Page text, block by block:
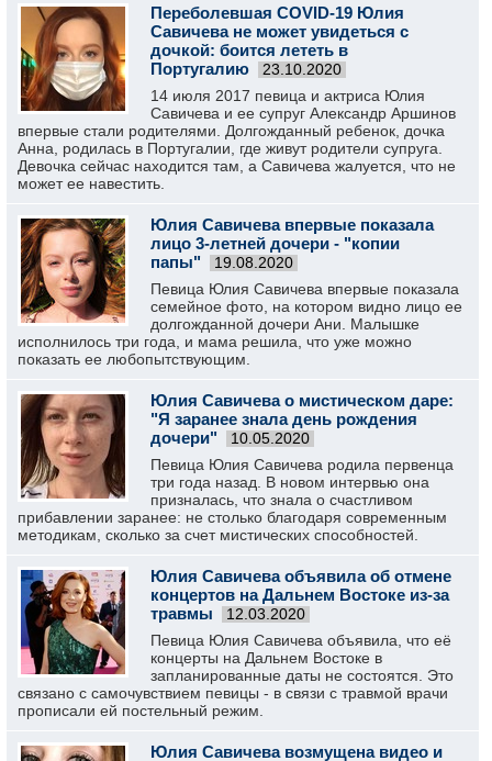
Переболевшая COVID-19 Юлия
Савичева не может увидеться с
дочкой: боится лететь в
Португалию
23.10.2020
14 июля 2017 певица и актриса Юлия
Савичева и ее супруг Александр Аршинов
впервые стали родителями. Долгожданный ребенок, дочка
Анна, родилась в Португалии, где живут родители супруга.
Девочка сейчас находится там, а Савичева жалуется, что не
может ее навестить.
Юлия Савичева впервые показала
лицо 3-летней дочери - "копии
папы"
19.08.2020
Певица Юлия Савичева впервые показала
семейное фото, на котором видно лицо ее
долгожданной дочери Ани. Малышке
исполнилось три года, и мама решила, что уже можно
показать ее любопытствующим.
Юлия Савичева о мистическом даре:
"Я заранее знала день рождения
дочери"
10.05.2020
Певица Юлия Савичева родила первенца
три года назад. В новом интервью она
призналась, что знала о счастливом
прибавлении заранее: не столько благодаря современным
методикам, сколько за счет мистических способностей.
Юлия Савичева объявила об отмене
концертов на Дальнем Востоке из-за
травмы
12.03.2020
Певица Юлия Савичева объявила, что её
концерты на Дальнем Востоке в
запланированные даты не состоятся. Это
связано с самочувствием певицы - в связи с травмой врачи
прописали ей постельный режим.
Юлия Савичева возмущена видео и